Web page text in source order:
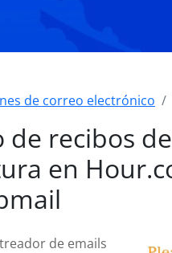
de correo electrónico
de recibos de
en
de emails